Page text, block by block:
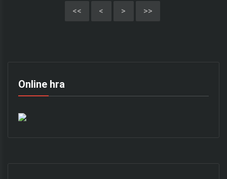
<< < > >>
Online hra